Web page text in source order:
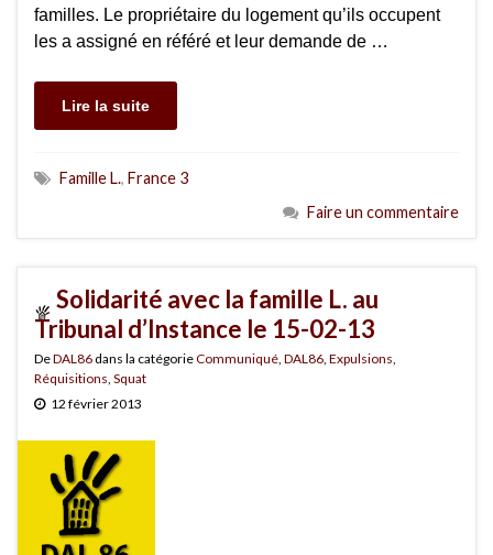
familles. Le propriétaire du logement qu’ils occupent
les a assigné en référé et leur demande de …
Lire la suite
Famille L., France 3
Faire un commentaire
Solidarité avec la famille L. au
Tribunal d’Instance le 15-02-13
DeDAL86 dans la catégorieCommuniqué, DAL86, Expulsions,
Réquisitions, Squat
12 février 2013